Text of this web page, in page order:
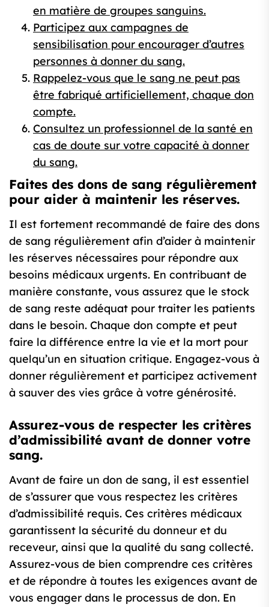
en matière de groupes sanguins.
Participez aux campagnes de
sensibilisation pour encourager d’autres
personnes à donner du sang.
Rappelez-vous que le sang ne peut pas
être fabriqué artificiellement, chaque don
compte.
Consultez un professionnel de la santé en
cas de doute sur votre capacité à donner
du sang.
Faites des dons de sang régulièrement
pour aider à maintenir les réserves.
Il est fortement recommandé de faire des dons
de sang régulièrement afin d’aider à maintenir
les réserves nécessaires pour répondre aux
besoins médicaux urgents. En contribuant de
manière constante, vous assurez que le stock
de sang reste adéquat pour traiter les patients
dans le besoin. Chaque don compte et peut
faire la différence entre la vie et la mort pour
quelqu’un en situation critique. Engagez-vous à
donner régulièrement et participez activement
à sauver des vies grâce à votre générosité.
Assurez-vous de respecter les critères
d’admissibilité avant de donner votre
sang.
Avant de faire un don de sang, il est essentiel
de s’assurer que vous respectez les critères
d’admissibilité requis. Ces critères médicaux
garantissent la sécurité du donneur et du
receveur, ainsi que la qualité du sang collecté.
Assurez-vous de bien comprendre ces critères
et de répondre à toutes les exigences avant de
vous engager dans le processus de don. En